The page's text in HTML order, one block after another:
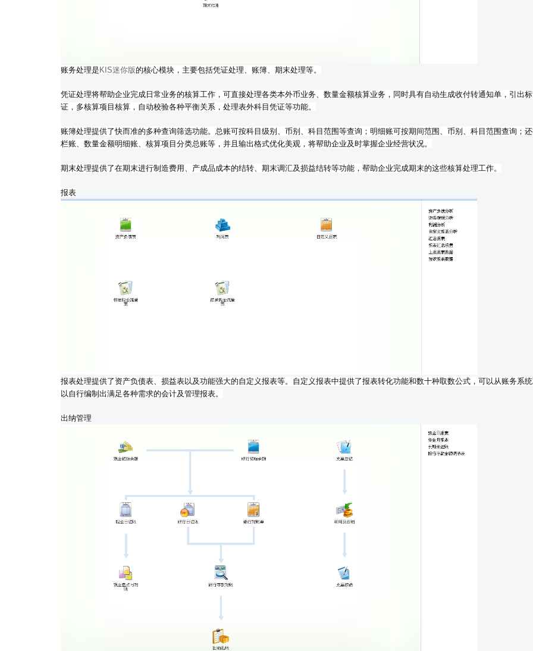
账务处理是 KIS迷你版的核心模块，主要包括凭证处理、账簿、期末处理等。
凭证处理将帮助企业完成日常业务的核算工作，可直接处理各类本外币业务、数量金额核算业务，同时具有自动生成收付转通知单，引出
证，多核算项目核算，自动校验各种平衡关系，处理表外科目凭证等功能。
账簿处理提供了快而准的多种查询筛选功能。总账可按科目级别、币别、科目范围等查询；明细账可按期间范围、币别、科目范围查询；
栏账、数量金额明细账、核算项目分类总账等，并且输出格式优化美观，将帮助企业及时掌握企业经营状况。
期末处理提供了在期末进行制造费用、产成品成本的结转、期末调汇及损益结转等功能，帮助企业完成期末的这些核算处理工作。
报表
报表处理提供了资产负债表、损益表以及功能强大的自定义报表等。自定义报表中提供了报表转化功能和数十种取数公式，可以从账务系
以自行编制出满足各种需求的会计及管理报表。
出纳管理